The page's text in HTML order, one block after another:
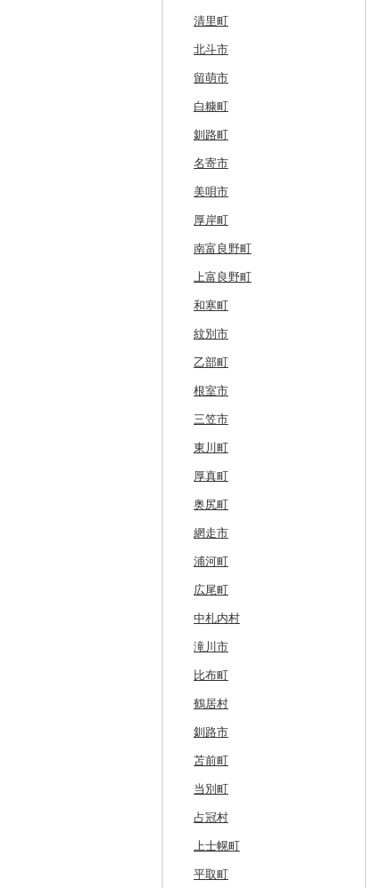
清里町
北斗市
留萌市
白糠町
釧路町
名寄市
美唄市
厚岸町
南富良野町
上富良野町
和寒町
紋別市
乙部町
根室市
三笠市
東川町
厚真町
奥尻町
網走市
浦河町
広尾町
中札内村
滝川市
比布町
鶴居村
釧路市
苫前町
当別町
占冠村
上士幌町
平取町